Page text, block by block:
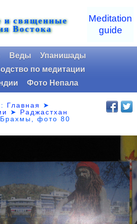
и священные
Востока
Meditation
guide
Веды
Упанишады
по медитации
Фото Непала
Главная
➤
➤ Раджастхан
фото 80